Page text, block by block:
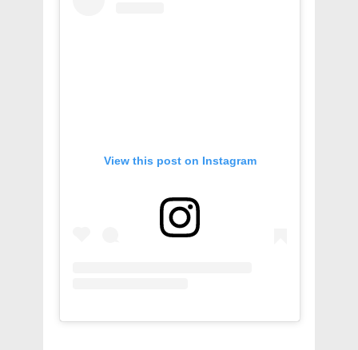
View this post on Instagram